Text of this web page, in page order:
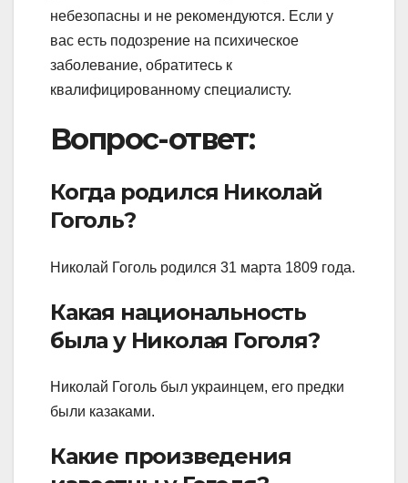
небезопасны и не рекомендуются. Если у
вас есть подозрение на психическое
заболевание, обратитесь к
квалифицированному специалисту.
Вопрос-ответ:
Когда родился Николай
Гоголь?
Николай Гоголь родился 31 марта 1809 года.
Какая национальность
была у Николая Гоголя?
Николай Гоголь был украинцем, его предки
были казаками.
Какие произведения